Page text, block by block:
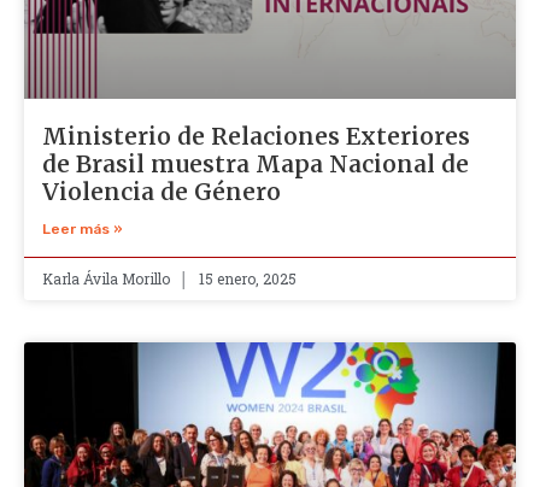
Ministerio de Relaciones Exteriores
de Brasil muestra Mapa Nacional de
Violencia de Género
Leer más »
Karla Ávila Morillo 15 enero, 2025